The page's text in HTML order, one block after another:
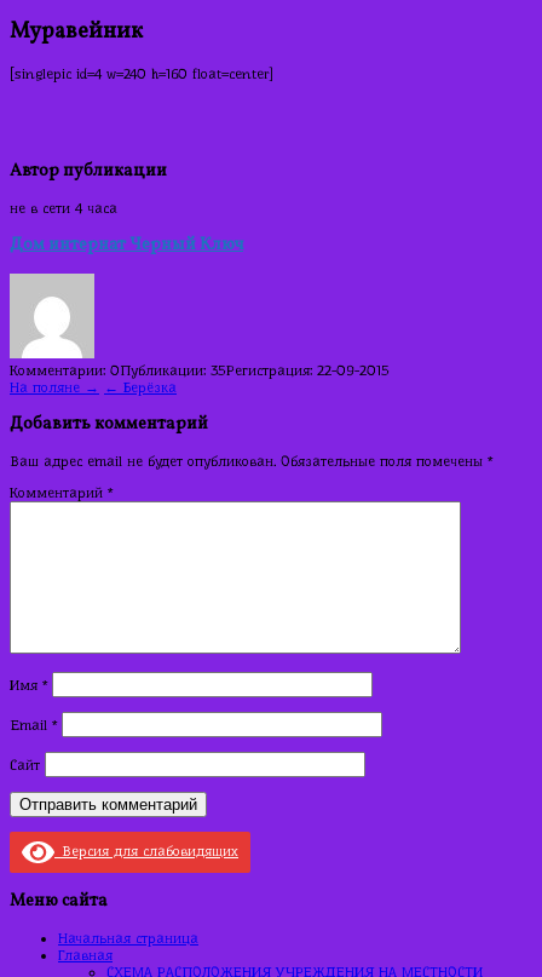
Муравейник
[singlepic id=4 w=240 h=160 float=center]
Автор публикации
не в сети 4 часа
Дом интернат Черный Ключ
Комментарии: 0Публикации: 35Регистрация: 22-09-2015
Навигация
по
записям
На поляне → ← Берёзка
Добавить комментарий
Ваш адрес email не будет опубликован. Обязательные поля помечены *
Комментарий *
Имя *
Email *
Сайт
Версия для слабовидящих
Меню сайта
Начальная страница
Главная
СХЕМА РАСПОЛОЖЕНИЯ УЧРЕЖДЕНИЯ НА МЕСТНОСТИ